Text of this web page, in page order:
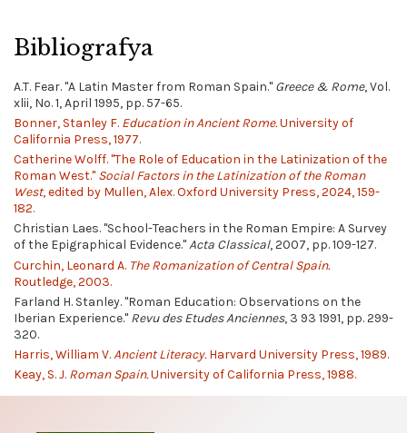
Bibliografya
A.T. Fear. "A Latin Master from Roman Spain." Greece & Rome, Vol.
xlii, No. 1, April 1995, pp. 57-65.
Bonner, Stanley F. Education in Ancient Rome.University of
California Press, 1977.
Catherine Wolff. "The Role of Education in the Latinization of the
Roman West." Social Factors in the Latinization of the Roman
West, edited by Mullen, Alex. Oxford University Press, 2024, 159-
182.
Christian Laes. "School-Teachers in the Roman Empire: A Survey
of the Epigraphical Evidence."Acta Classical, 2007, pp. 109-127.
Curchin, Leonard A. The Romanization of Central Spain.
Routledge, 2003.
Farland H. Stanley. "Roman Education: Observations on the
Iberian Experience." Revu des Etudes Anciennes, 3 93 1991, pp. 299-
320.
Harris, William V.Ancient Literacy.Harvard University Press, 1989.
Keay, S. J. Roman Spain.University of California Press, 1988.